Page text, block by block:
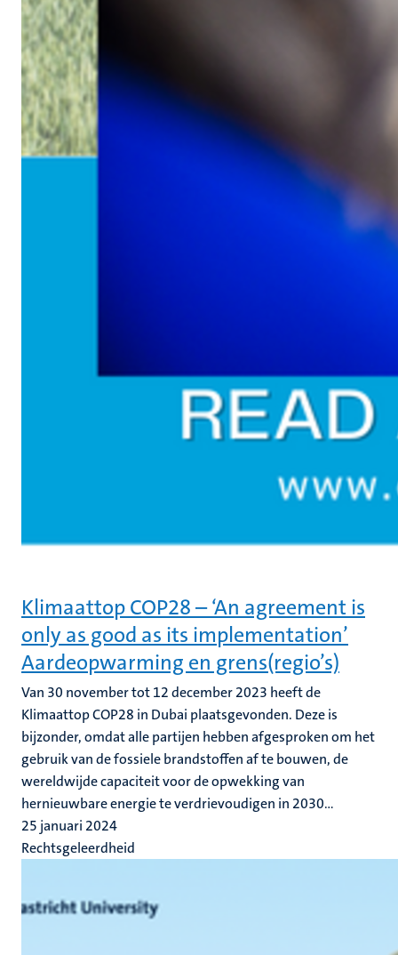
Klimaattop COP28 – ‘An agreement is
only as good as its implementation’
Aardeopwarming en grens(regio’s)
Van 30 november tot 12 december 2023 heeft de
Klimaattop COP28 in Dubai plaatsgevonden. Deze is
bijzonder, omdat alle partijen hebben afgesproken om het
gebruik van de fossiele brandstoffen af te bouwen, de
wereldwijde capaciteit voor de opwekking van
hernieuwbare energie te verdrievoudigen in 2030...
25 januari 2024
Rechtsgeleerdheid